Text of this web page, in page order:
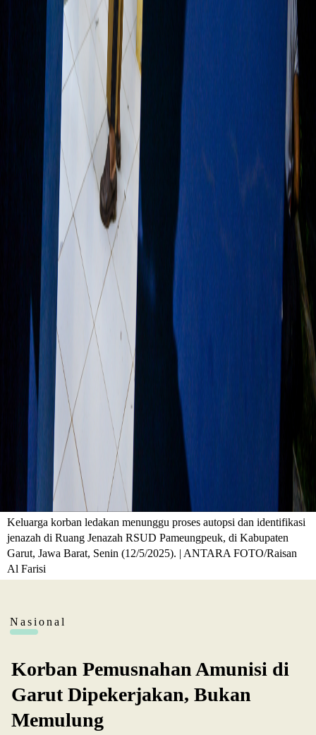
Keluarga korban ledakan menunggu proses autopsi dan identifikasi
jenazah di Ruang Jenazah RSUD Pameungpeuk, di Kabupaten
Garut, Jawa Barat, Senin (12/5/2025). | ANTARA FOTO/Raisan
Al Farisi
Nasional
Korban Pemusnahan Amunisi di
Garut Dipekerjakan, Bukan
Memulung